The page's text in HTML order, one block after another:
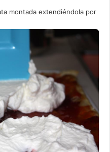
montada extendiéndola por